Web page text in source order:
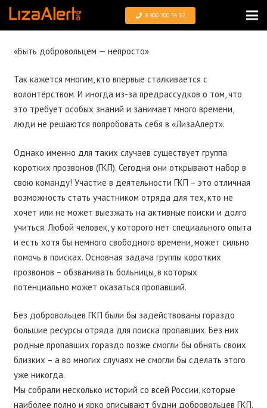
8 800 700 54 52
«Быть добровольцем — непросто»
Так кажется многим, кто впервые сталкивается с
волонтёрством. И иногда из-за предрассудков о том, что
это требует особых знаний и занимает много времени,
люди не решаются попробовать себя в «ЛизаАлерт».
Однако именно для таких случаев существует группа
коротких прозвонов (ГКП). Сегодня они открывают набор в
свою команду! Участие в деятельности ГКП – это отличная
возможность стать участником отряда для тех, кто не
хочет или не может выезжать на активные поиски и долго
учиться. Любой человек, у которого нет специального опыта
и есть хотя бы немного свободного времени, может сильно
помочь в поисках. Основная задача группы коротких
прозвонов – обзванивать больницы, в которых
потенциально может оказаться пропавший.
Без добровольцев ГКП были бы задействованы гораздо
большие ресурсы отряда для поиска пропавших. Без них
родные пропавших гораздо позже смогли бы обнять своих
близких – а во многих случаях не смогли бы сделать этого
уже никогда.
Мы собрали несколько историй со всей России, которые
наиболее полно и ярко описывают будни добровольцев ГКП.